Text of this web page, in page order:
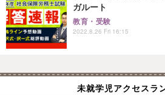
ガルート
教育・受験
2022.8.26 Fri 16:15
未就学児アクセスラ